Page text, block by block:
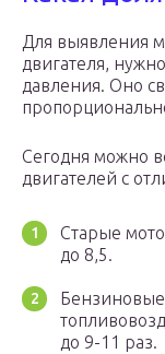
Для выявления
двигателя,
давления. Оно
Сегодня можно
двигателей с
Старые
до 8,5.
до 9-11 раз.